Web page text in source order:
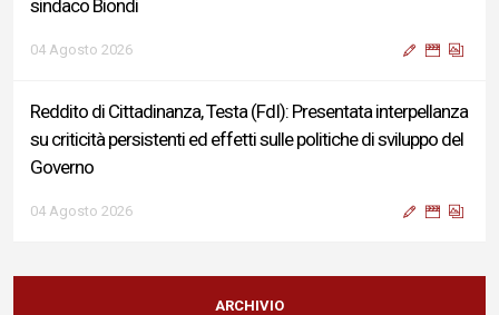
sindaco Biondi
04 Agosto 2026
Reddito di Cittadinanza, Testa (FdI): Presentata interpellanza
su criticità persistenti ed effetti sulle politiche di sviluppo del
Governo
04 Agosto 2026
Sigismondi, Liris e Testa: “Profondo cordoglio e vicinanza al
Ministro Roccella e alla sua famiglia”
ARCHIVIO